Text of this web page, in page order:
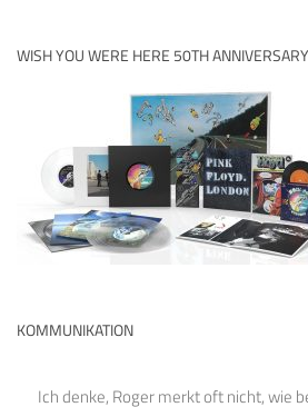
WISH YOU WERE HERE 50TH
KOMMUNIKATION
Ich denke, Roger merkt oft nicht, wie